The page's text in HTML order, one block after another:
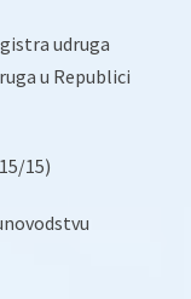
udruga
u Republici
15)